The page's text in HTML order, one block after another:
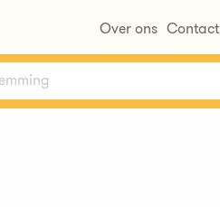
Over ons Contact